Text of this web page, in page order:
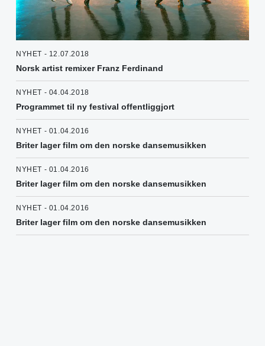
NYHET - 12.07.2018
Norsk artist remixer Franz Ferdinand
NYHET - 04.04.2018
Programmet til ny festival offentliggjort
NYHET - 01.04.2016
Briter lager film om den norske dansemusikken
NYHET - 01.04.2016
Briter lager film om den norske dansemusikken
NYHET - 01.04.2016
Briter lager film om den norske dansemusikken